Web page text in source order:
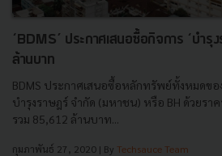
‘BDMS’ ประกาศเสนอซื้อกิจการ ‘บำ
ล้านบาท
BDMS ประกาศเสนอซื้อหลักทรัพย์ทั้งหมดข
บำรุงราษฎร์ จำกัด (มหาชน) หรือ BH ด้วยร
รวม 85,612 ล้านบาท...
กุมภาพันธ์ 27, 2020 | By Techsauce Team